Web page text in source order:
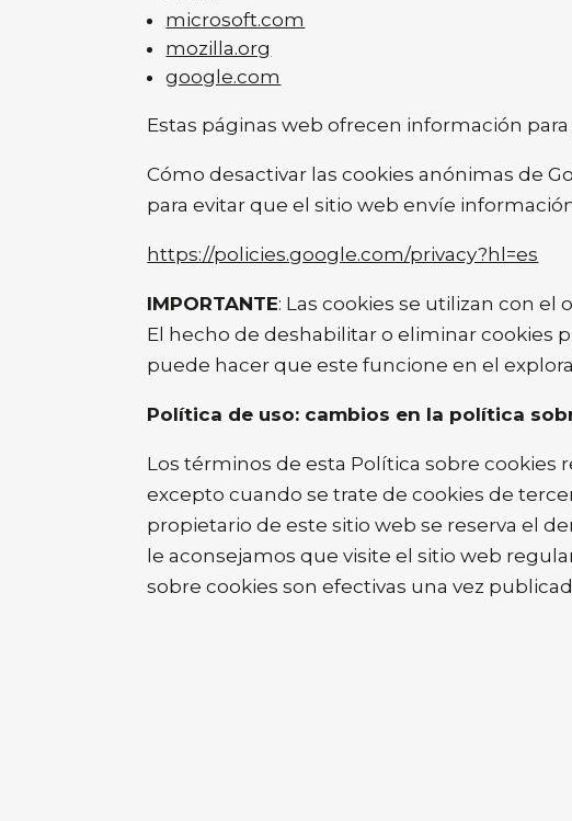
microsoft.com
mozilla.org
google.com
Estas páginas web ofrecen información
Cómo desactivar las cookies anónimas de
para evitar que el sitio web envíe
https://policies.google.com/privacy?hl=es
IMPORTANTE: Las cookies se utilizan con
El hecho de deshabilitar o eliminar cookies
puede hacer que este funcione en el
Política de uso: cambios en la política
Los términos de esta Política sobre cookies
excepto cuando se trate de cookies de
propietario de este sitio web se reserva el
le aconsejamos que visite el sitio web
sobre cookies son efectivas una vez